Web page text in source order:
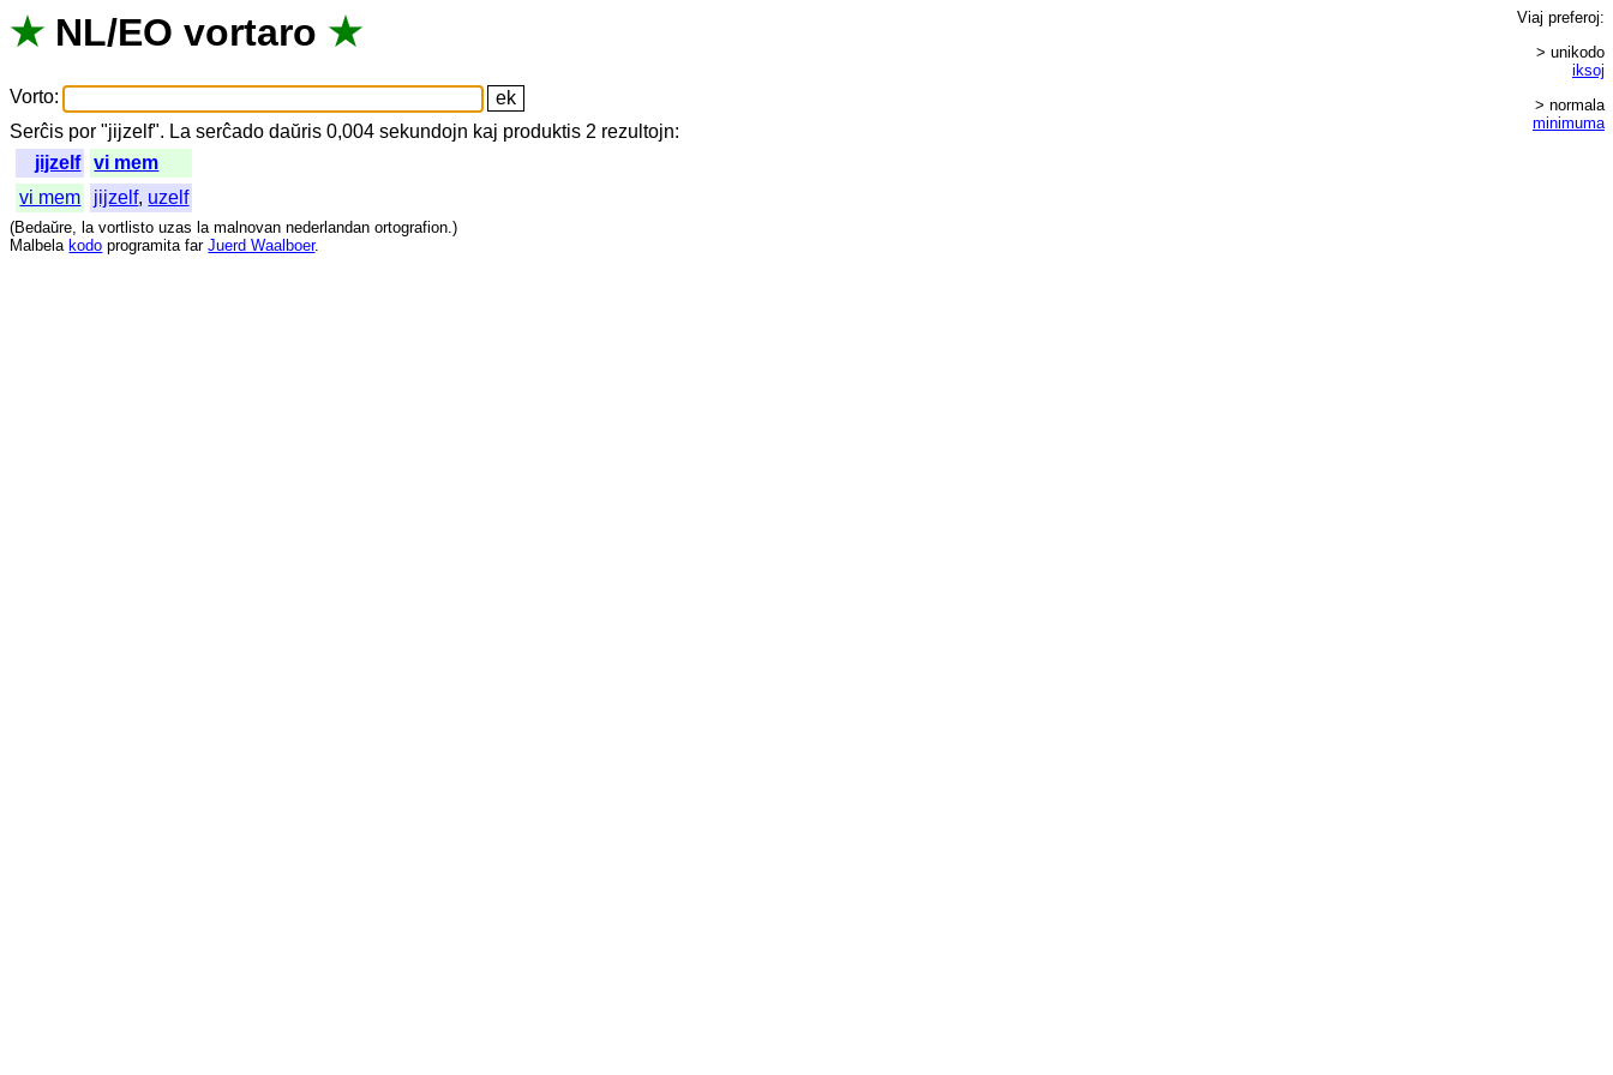
★ NL/EO vortaro ★
Vorto:
Serĉis por "jijzelf". La serĉado daŭris 0,004sekundojn kaj produktis 2 rezultojn:
jijzelf
vi mem
vi mem
jijzelf, uzelf
Viaj preferoj:
> unikodo
iksoj
> normala
minimuma
(Bedaŭre, la vortlisto uzas la malnovan nederlandan ortografion.)
Malbela kodo programita far Juerd Waalboer.